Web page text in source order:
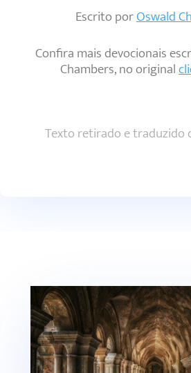
Escrito porOswald
Confira mais devocionais
Chambers, no original
Texto retirado e traduzido